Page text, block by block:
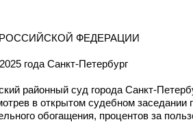
ФЕДЕРАЦИИ
года Санкт-Петербург
районный суд города Санкт-
в открытом судебном
обогащения, процентов за